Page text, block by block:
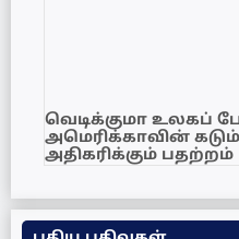
வெடிக்குமா உலகப்
அமெரிக்காவின்
அதிகரிக்கும் பதற்றம்